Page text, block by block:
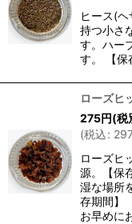
ヒース(
持つ小さ
す。ハー
す。 【
ローズヒ
275円(税
(税込:
ローズヒ
源。【保
湿な場所
存期間】
お早めに